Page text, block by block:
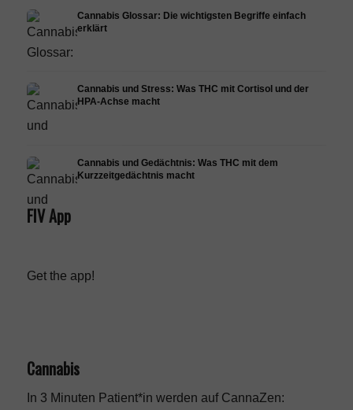
Cannabis Glossar: Die wichtigsten Begriffe einfach
erklärt
Cannabis und Stress: Was THC mit Cortisol und der
HPA-Achse macht
Cannabis und Gedächtnis: Was THC mit dem
Kurzzeitgedächtnis macht
FIV App
Get the app!
Cannabis
In 3 Minuten Patient*in werden auf CannaZen: